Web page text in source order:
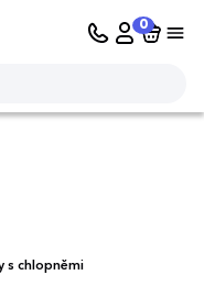
0
s chlopněmi